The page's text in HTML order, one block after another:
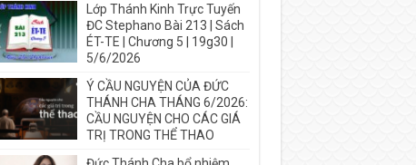
Lớp Thánh Kinh Trực Tuyến
ĐC Stephano Bài 213 | Sách
ÉT-TE | Chương 5 | 19g30 |
5/6/2026
Ý CẦU NGUYỆN CỦA ĐỨC
THÁNH CHA THÁNG 6/2026:
CẦU NGUYỆN CHO CÁC GIÁ
TRỊ TRONG THỂ THAO